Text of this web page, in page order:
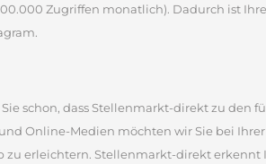
Zugriffen monatlich). Dadurch ist
schon, dass Stellenmarkt-direkt zu den
Online-Medien möchten wir Sie bei
zu erleichtern. Stellenmarkt-direkt erkennt